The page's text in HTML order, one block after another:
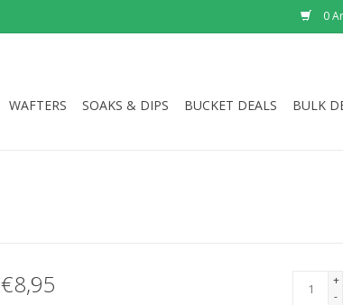
0
WAFTERS SOAKS & DIPS BUCKET DEALS BULK
€8,95
+
-